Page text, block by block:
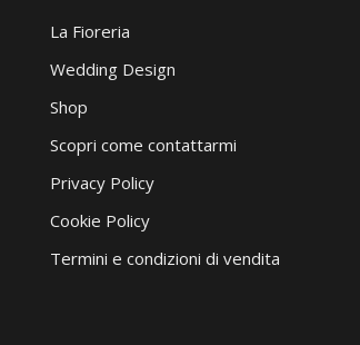
La Fioreria
Wedding Design
Shop
Scopri come contattarmi
Privacy Policy
Cookie Policy
Termini e condizioni di vendita